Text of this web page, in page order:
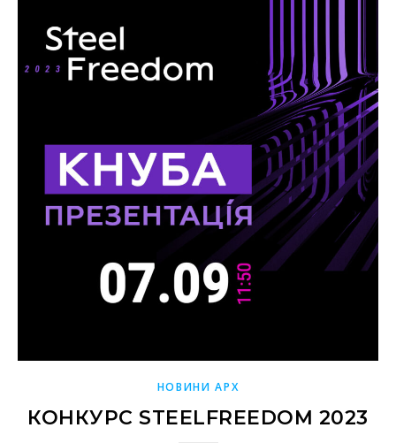
НОВИНИ АРХ
КОНКУРС STEELFREEDOM 2023